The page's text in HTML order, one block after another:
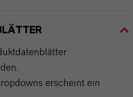
erscheint ein